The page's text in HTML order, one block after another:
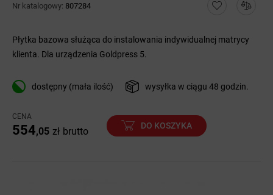
Nr katalogowy: 807284
Płytka bazowa służąca do instalowania indywidualnej matrycy
klienta. Dla urządzenia Goldpress 5.
dostępny (mała ilość) wysyłka w ciągu 48 godzin.
CENA
554,05 zł brutto
DO KOSZYKA